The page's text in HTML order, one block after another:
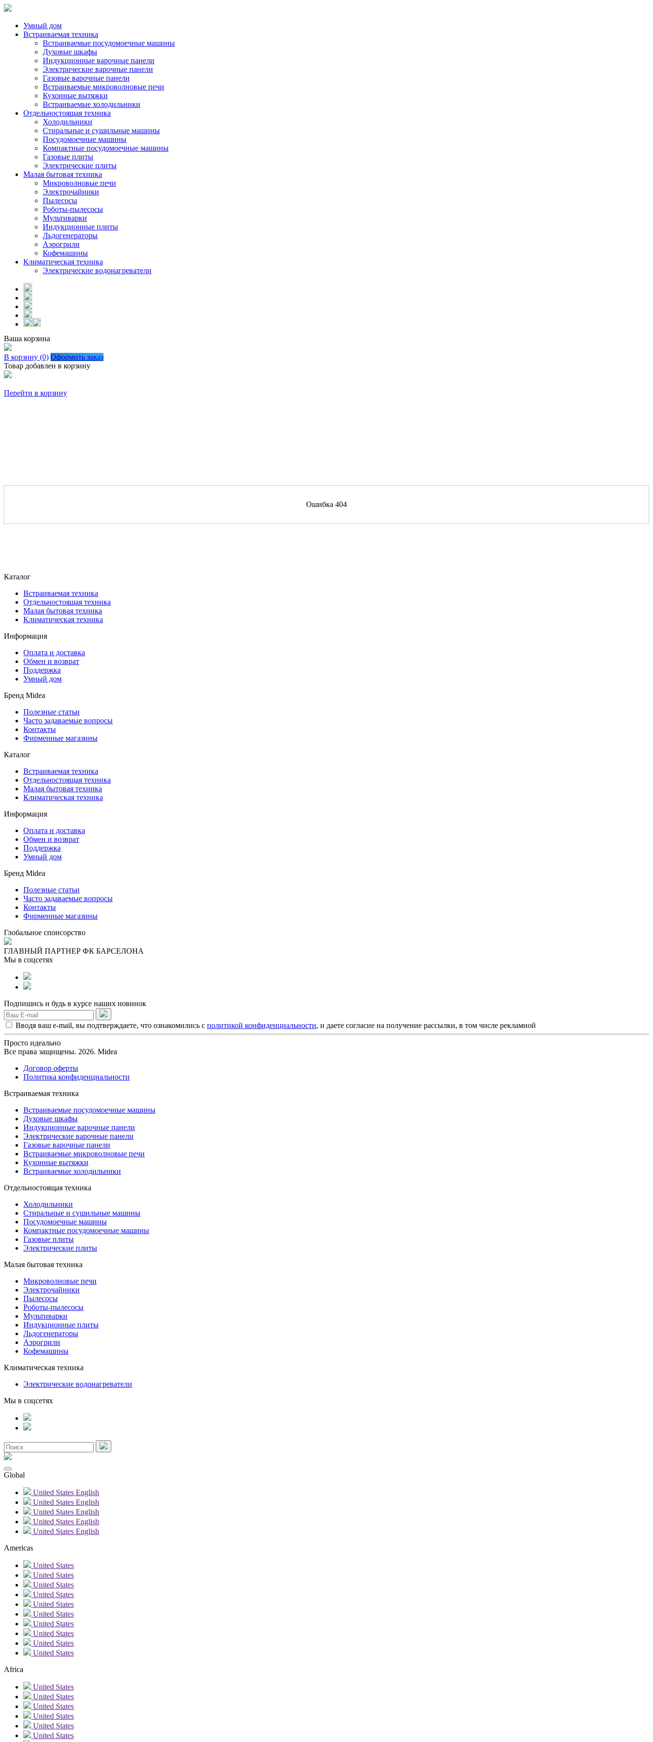
Умный дом
Встраиваемая техника
Встраиваемые посудомоечные машины
Духовые шкафы
Индукционные варочные панели
Электрические варочные панели
Газовые варочные панели
Встраиваемые микроволновые печи
Кухонные вытяжки
Встраиваемые холодильники
Отдельностоящая техника
Холодильники
Стиральные и сушильные машины
Посудомоечные машины
Компактные посудомоечные машины
Газовые плиты
Электрические плиты
Малая бытовая техника
Микроволновые печи
Электрочайники
Пылесосы
Роботы-пылесосы
Мультиварки
Индукционные плиты
Льдогенераторы
Аэрогрили
Кофемашины
Климатическая техника
Электрические водонагреватели
Ваша корзина
В корзину (0) Оформить заказ
Товар добавлен в корзину
Перейти в корзину
Ошибка 404
Каталог
Встраиваемая техника
Отдельностоящая техника
Малая бытовая техника
Климатическая техника
Информация
Оплата и доставка
Обмен и возврат
Поддержка
Умный дом
Бренд Midea
Полезные статьи
Часто задаваемые вопросы
Контакты
Фирменные магазины
Каталог
Встраиваемая техника
Отдельностоящая техника
Малая бытовая техника
Климатическая техника
Информация
Оплата и доставка
Обмен и возврат
Поддержка
Умный дом
Бренд Midea
Полезные статьи
Часто задаваемые вопросы
Контакты
Фирменные магазины
Глобальное спонсорство
ГЛАВНЫЙ ПАРТНЕР ФК БАРСЕЛОНА
Мы в соцсетях
Подпишись и будь в курсе наших новинок
Вводя ваш e-mail, вы подтверждаете, что ознакомились с политикой конфиденциальности, и даете согласие на получение рассылки, в том числе рекламной
Просто идеально
Все права защищены. 2026. Midea
Договор оферты
Политика конфиденциальности
Встраиваемая техника
Встраиваемые посудомоечные машины
Духовые шкафы
Индукционные варочные панели
Электрические варочные панели
Газовые варочные панели
Встраиваемые микроволновые печи
Кухонные вытяжки
Встраиваемые холодильники
Отдельностоящая техника
Холодильники
Стиральные и сушильные машины
Посудомоечные машины
Компактные посудомоечные машины
Газовые плиты
Электрические плиты
Малая бытовая техника
Микроволновые печи
Электрочайники
Пылесосы
Роботы-пылесосы
Мультиварки
Индукционные плиты
Льдогенераторы
Аэрогрили
Кофемашины
Климатическая техника
Электрические водонагреватели
Мы в соцсетях
Global
United States English
United States English
United States English
United States English
United States English
Americas
United States
United States
United States
United States
United States
United States
United States
United States
United States
United States
Africa
United States
United States
United States
United States
United States
United States